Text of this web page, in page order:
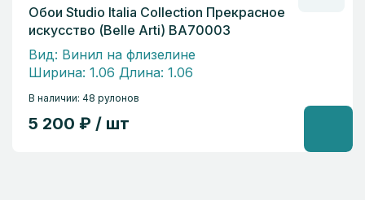
Обои Studio Italia Collection Прекрасное
искусство (Belle Arti) BA70003
Вид: Винил на флизелине
Ширина: 1.06 Длина: 1.06
В наличии: 48 рулонов
5 200 ₽ / шт